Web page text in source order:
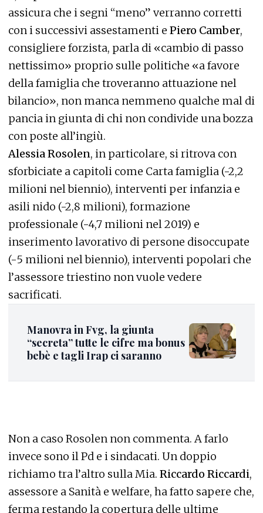
assicura che i segni “meno” verranno corretti
con i successivi assestamenti e Piero Camber,
consigliere forzista, parla di «cambio di passo
nettissimo» proprio sulle politiche «a favore
della famiglia che troveranno attuazione nel
bilancio», non manca nemmeno qualche mal di
pancia in giunta di chi non condivide una bozza
con poste all’ingiù.
Alessia Rosolen, in particolare, si ritrova con
sforbiciate a capitoli come Carta famiglia (-2,2
milioni nel biennio), interventi per infanzia e
asili nido (-2,8 milioni), formazione
professionale (-4,7 milioni nel 2019) e
inserimento lavorativo di persone disoccupate
(-5 milioni nel biennio), interventi popolari che
l’assessore triestino non vuole vedere
sacrificati.
Manovra in Fvg, la giunta
“secreta” tutte le cifre ma bonus
bebè e tagli Irap ci saranno
Non a caso Rosolen non commenta. A farlo
invece sono il Pd e i sindacati. Un doppio
richiamo tra l’altro sulla Mia. Riccardo Riccardi,
assessore a Sanità e welfare, ha fatto sapere che,
ferma restando la copertura delle ultime